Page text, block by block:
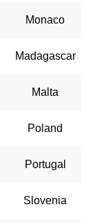
Monaco
Madagascar
Malta
Poland
Portugal
Slovenia